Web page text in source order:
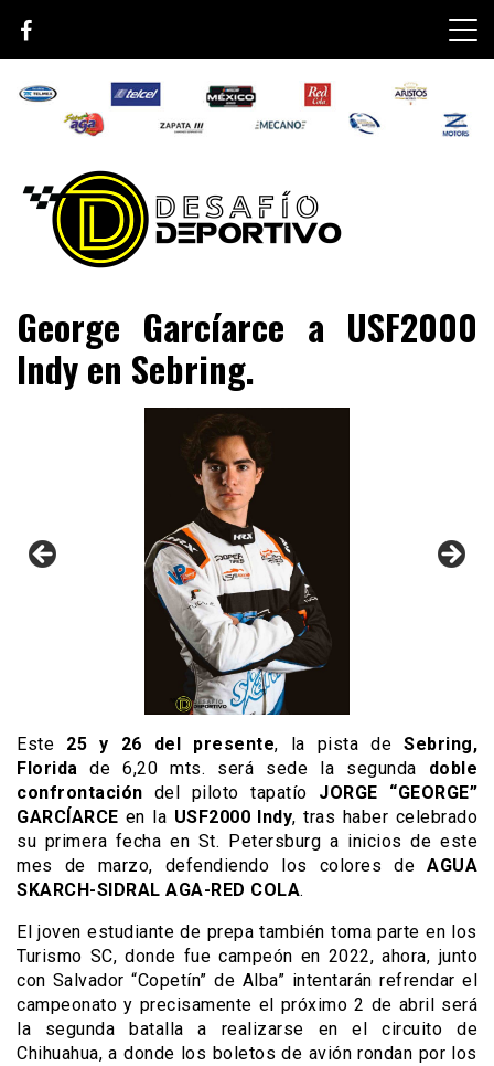
content
Desafío Deportivo
George Garcíarce a USF2000
Indy en Sebring.
Este 25 y 26 del presente, la pista de Sebring,
Florida de 6,20 mts. será sede la segunda doble
confrontación del piloto tapatío JORGE “GEORGE”
GARCÍARCE en la USF2000 Indy, tras haber celebrado
su primera fecha en St. Petersburg a inicios de este
mes de marzo, defendiendo los colores de AGUA
SKARCH-SIDRAL AGA-RED COLA.
El joven estudiante de prepa también toma parte en los
Turismo SC, donde fue campeón en 2022, ahora, junto
con Salvador “Copetín” de Alba” intentarán refrendar el
campeonato y precisamente el próximo 2 de abril será
la segunda batalla a realizarse en el circuito de
Chihuahua, a donde los boletos de avión rondan por los